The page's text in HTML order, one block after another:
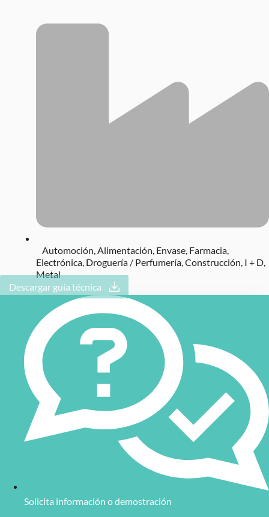
Automoción Alimentación Envase Farmacia
Electrónica Droguería / Perfumería Construcción I + D
Metal
Descargar guía técnica
Solicita información o demostración